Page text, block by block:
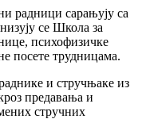
радници сарањују са
се Школа за
психофизичке
посете трудницама.
и стручњаке из
предавања и
стручних